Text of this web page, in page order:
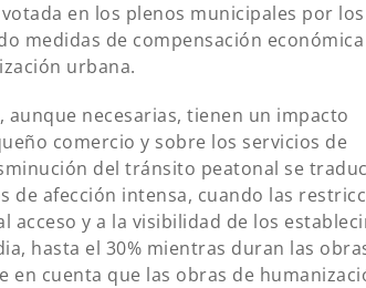
en los plenos municipales por
medidas de compensación
urbana.
necesarias, tienen un impacto
comercio y sobre los servicios de
del tránsito peatonal se
de afección intensa, cuando las
y a la visibilidad de los
hasta el 30% mientras duran las
en cuenta que las obras de